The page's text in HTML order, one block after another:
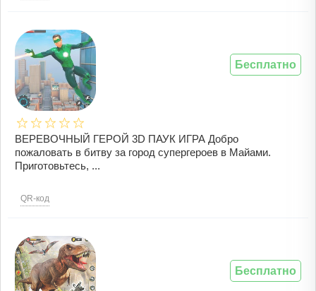
ВЕРЕВОЧНЫЙ ГЕРОЙ 3D ПАУК ИГРА Добро
пожаловать в битву за город супергероев в Майами.
Приготовьтесь, ...
QR-код
Бесплатно
Бесплатно